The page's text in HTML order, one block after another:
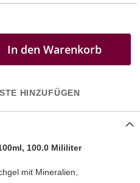
In den Warenkorb
HINZUFÜGEN
100.0 Mililiter
mit Mineralien,